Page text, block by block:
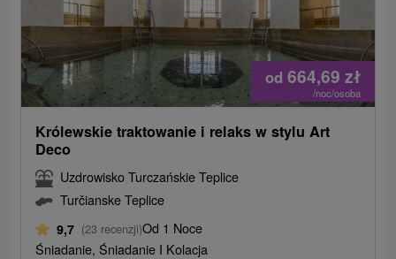
od 664,69 zł
/noc/osoba
Królewskie traktowanie i relaks w stylu Art
Deco
Uzdrowisko Turczańskie Teplice
Turčianske Teplice
9,7 (23 recenzji)Od 1 Noce
Śniadanie, Śniadanie I Kolacja